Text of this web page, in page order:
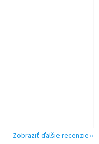
5 hviezdičiek.
z 5 hviezdičiek.
Zobraziť ďalšie recenzie